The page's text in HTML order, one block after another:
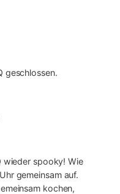
geschlossen.
wieder spooky! Wie
gemeinsam auf.
kochen,